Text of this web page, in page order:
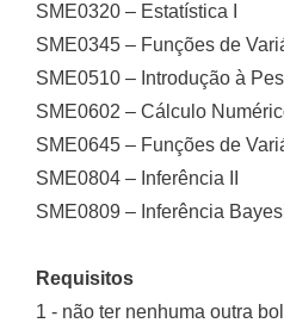
SME0320 – Estatística I
SME0345 – Funções de
SME0510 – Introdução à
SME0602 – Cálculo
SME0645 – Funções de
SME0804 – Inferência II
SME0809 – Inferência
Requisitos
1 - não ter nenhuma outra